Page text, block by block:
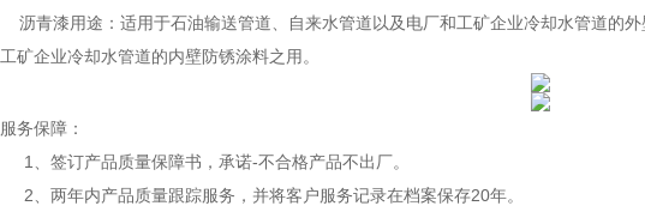
沥青漆用途：适用于石油输送管道、自来水管道以及电厂和工矿企业冷却水管道的
工矿企业冷却水管道的内壁防锈涂料之用。
服务保障：
1、签订产品质量保障书，承诺-不合格产品不出厂。
2、两年内产品质量跟踪服务，并将客户服务记录在档案保存20年。